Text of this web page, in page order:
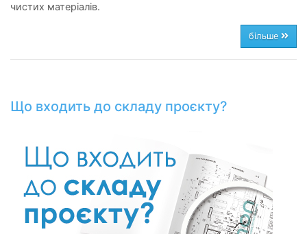
чистих матеріалів.
більше
Що входить до складу проєкту?